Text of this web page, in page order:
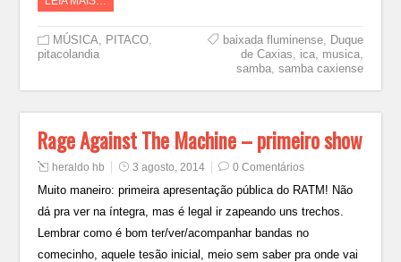
MÚSICA, PITACO,
pitacolandia
baixada fluminense, Duque
de Caxias, ica, musica,
samba, samba caxiense
Rage Against The Machine – primeiro show
heraldo hb 3 agosto, 2014 0 Comentários
Muito maneiro: primeira apresentação pública do RATM! Não
dá pra ver na íntegra, mas é legal ir zapeando uns trechos.
Lembrar como é bom ter/ver/acompanhar bandas no
comecinho, aquele tesão inicial, meio sem saber pra onde vai